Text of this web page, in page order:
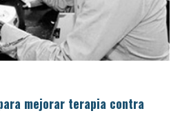
mejorar terapia contra